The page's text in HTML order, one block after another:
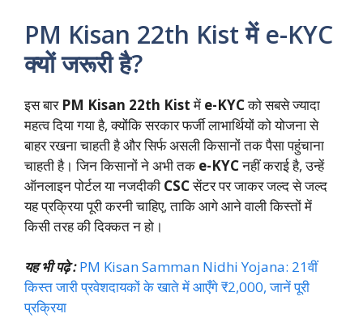
PM Kisan 22th Kist में e-KYC
क्यों जरूरी है?
इस बार PM Kisan 22th Kistमें e-KYCको सबसे ज्यादा
महत्व दिया गया है, क्योंकि सरकार फर्जी लाभार्थियों को योजना से
बाहर रखना चाहती है और सिर्फ असली किसानों तक पैसा पहुंचाना
चाहती है। जिन किसानों ने अभी तक e-KYCनहीं कराई है, उन्हें
ऑनलाइन पोर्टल या नजदीकी CSCसेंटर पर जाकर जल्द से जल्द
यह प्रक्रिया पूरी करनी चाहिए, ताकि आगे आने वाली किस्तों में
किसी तरह की दिक्कत न हो।
यह भी पढ़े :PM Kisan Samman Nidhi Yojana: 21वीं
किस्त जारी प्रवेशदायकों के खाते में आएँगे ₹2,000, जानें पूरी
प्रक्रिया